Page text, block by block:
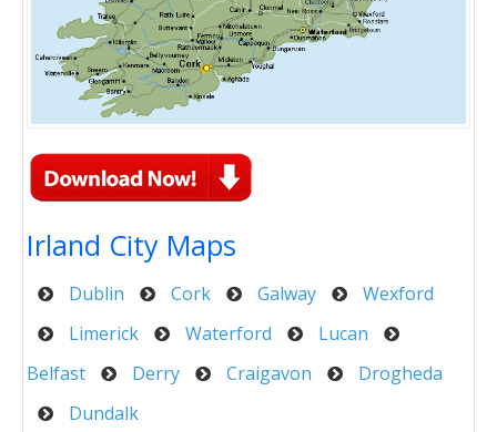
Irland City Maps
Dublin Cork Galway
Wexford
Limerick
Waterford
Lucan
Belfast
Derry Craigavon
Drogheda
Dundalk